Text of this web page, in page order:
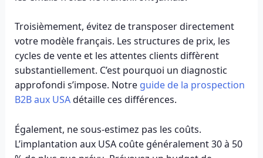
Troisièmement, évitez de transposer directement
votre modèle français. Les structures de prix, les
cycles de vente et les attentes clients diffèrent
substantiellement. C’est pourquoi un diagnostic
approfondi s’impose. Notre guide de la prospection
B2B aux USAdétaille ces différences.
Également, ne sous-estimez pas les coûts.
L’implantation aux USA coûte généralement 30 à 50